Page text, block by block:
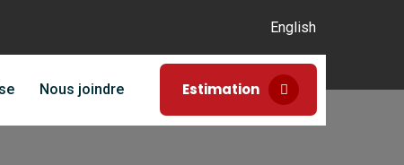
English
Nous joindre Estimation